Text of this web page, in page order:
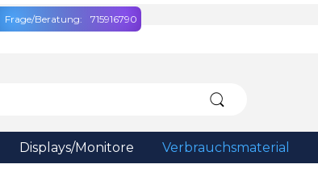
Frage/Beratung: 715916790
Displays/Monitore Verbrauchsmaterial